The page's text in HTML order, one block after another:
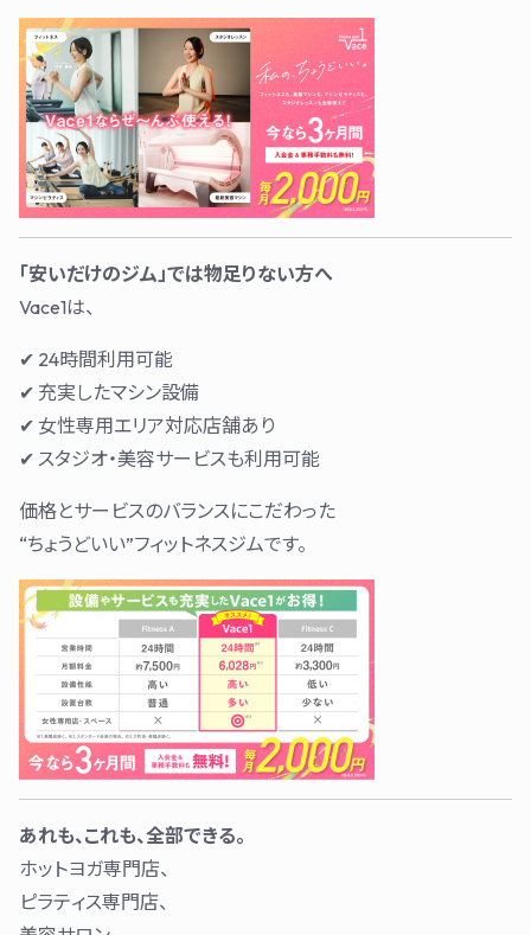
「安いだけのジム」では物足りない方へ
Vace1は、
✔ 24時間利用可能
✔ 充実したマシン設備
✔ 女性専用エリア対応店舗あり
✔ スタジオ・美容サービスも利用可能
価格とサービスのバランスにこだわった
“ちょうどいい”フィットネスジムです。
あれも、これも、全部できる。
ホットヨガ専門店、
ピラティス専門店、